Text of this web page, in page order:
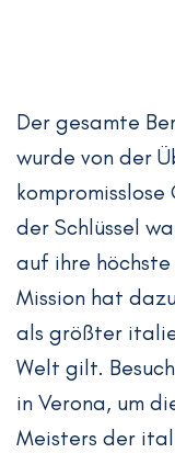
Der gesamte
wurde von der
der Schlüssel
auf ihre höchste
Mission hat
als größter
Welt gilt.
in Verona, um
Meisters der